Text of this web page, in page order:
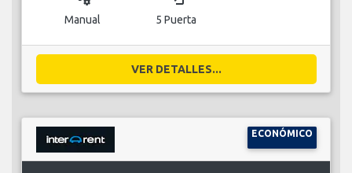
Manual 5 Puerta
VER DETALLES...
ECONÓMICO